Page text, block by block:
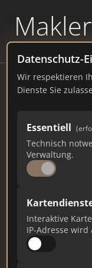
Makler
powered by
Datenschutz-
Wir respektieren
Dienste Sie
Essentiell
Technisch
Verwaltung.
Interaktive
IP-Adresse
281
Ist das Ihr
Verifizieren